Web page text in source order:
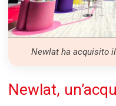
Newlat ha acquisito
Newlat,